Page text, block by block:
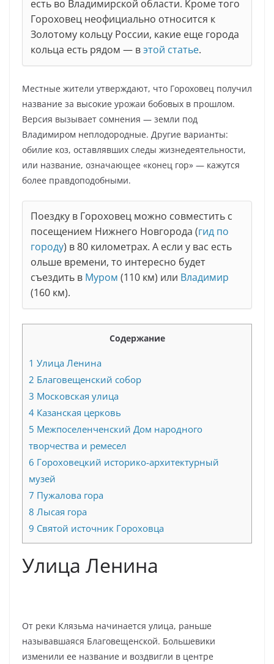
есть во Владимирской области. Кроме того
Гороховец неофициально относится к
Золотому кольцу России, какие еще города
кольца есть рядом — вэтой статье.
Местные жители утверждают, что Гороховец получил
название за высокие урожаи бобовых в прошлом.
Версия вызывает сомнения — земли под
Владимиром неплодородные. Другие варианты:
обилие коз, оставлявших следы жизнедеятельности,
или название, означающее «конец гор» — кажутся
более правдоподобными.
Поездку в Гороховец можно совместить с
посещением Нижнего Новгорода (гид по
городу) в 80 километрах. А если у вас есть
ольше времени, то интересно будет
съездить в Муром (110 км) или Владимир
(160 км).
Содержание
1 Улица Ленина
2 Благовещенский собор
3 Московская улица
4 Казанская церковь
5 Межпоселенченский Дом народного
творчества и ремесел
6 Гороховецкий историко-архитектурный
музей
7 Пужалова гора
8 Лысая гора
9 Святой источник Гороховца
Улица Ленина
От реки Клязьма начинается улица, раньше
называвшаяся Благовещенской. Большевики
изменили ее название и воздвигли в центре